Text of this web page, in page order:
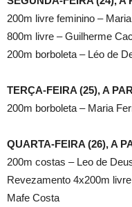
200m livre feminino –
800m livre – Guilherme
200m borboleta – Léo de
TERÇA-FEIRA (25), A
200m borboleta – Maria
QUARTA-FEIRA (26), A
200m costas – Leo de
Revezamento 4x200m
Mafe Costa